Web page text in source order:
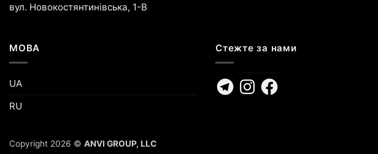
вул. Новокостянтинівська, 1-В
МОВА
UA
RU
Стежте за нами
TelegramInstagramFacebook
Copyright 2026 © ANVI GROUP, LLC